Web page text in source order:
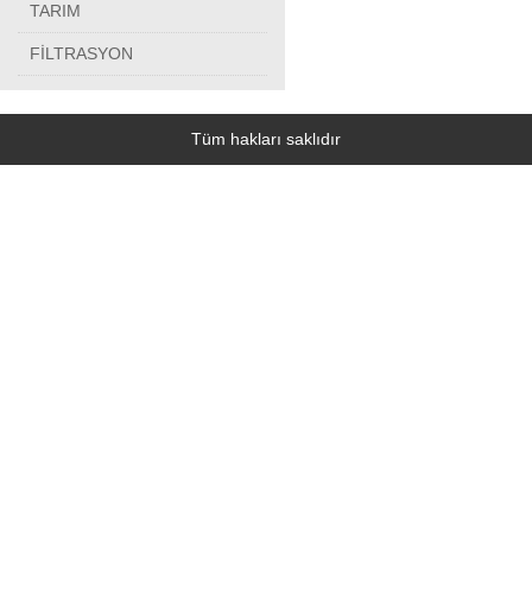
TARIM
FİLTRASYON
Tüm hakları saklıdır